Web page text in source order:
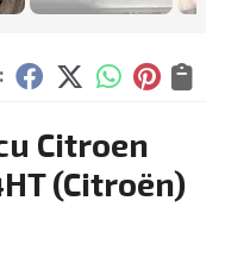
Citroen
(Citroën)